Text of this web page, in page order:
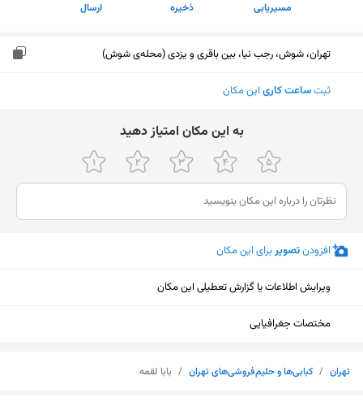
مسیریابی ذخیره ارسال
تهران، شوش، رجب نیا، بین باقری و یزدی (محله‌ی شوش)
ثبتساعت کاری این مکان
ﺑﻪ اﯾﻦ ﻣﮑﺎن اﻣﺘﯿﺎز دﻫﯿﺪ
افزودنتصویربرای این مکان
ویرایش اطلاعات یا گزارش تعطیلی این مکان
مختصات جغرافیایی
تهران / کبابی‌ها و حلیم‌فروشی‌های تهران / بابا لقمه